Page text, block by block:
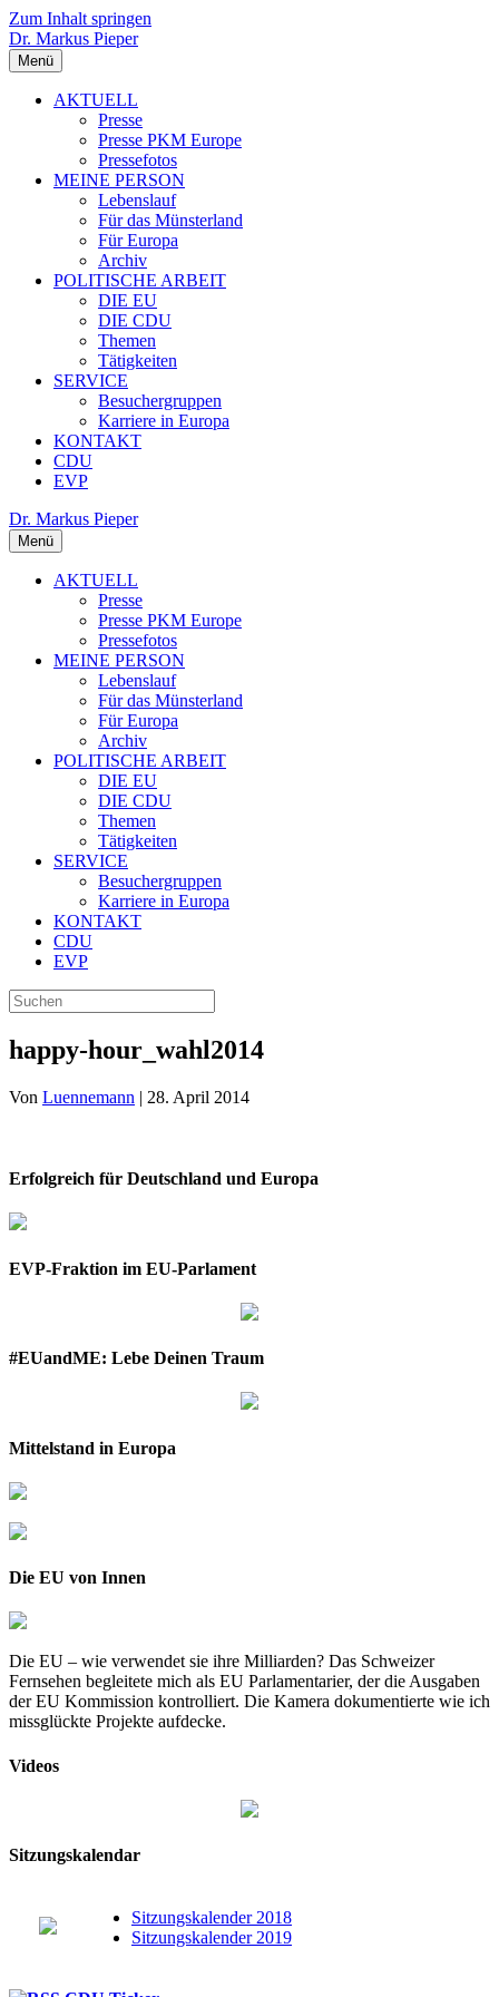
Zum Inhalt springen
Dr. Markus Pieper
Menü
AKTUELL
Presse
Presse PKM Europe
Pressefotos
MEINE PERSON
Lebenslauf
Für das Münsterland
Für Europa
Archiv
POLITISCHE ARBEIT
DIE EU
DIE CDU
Themen
Tätigkeiten
SERVICE
Besuchergruppen
Karriere in Europa
KONTAKT
CDU
EVP
Dr. Markus Pieper
Menü
AKTUELL
Presse
Presse PKM Europe
Pressefotos
MEINE PERSON
Lebenslauf
Für das Münsterland
Für Europa
Archiv
POLITISCHE ARBEIT
DIE EU
DIE CDU
Themen
Tätigkeiten
SERVICE
Besuchergruppen
Karriere in Europa
KONTAKT
CDU
EVP
happy-hour_wahl2014
Von Luennemann | 28. April 2014
Erfolgreich für Deutschland und Europa
EVP-Fraktion im EU-Parlament
#EUandME: Lebe Deinen Traum
Mittelstand in Europa
Die EU von Innen
Die EU – wie verwendet sie ihre Milliarden? Das Schweizer
Fernsehen begleitete mich als EU Parlamentarier, der die Ausgaben
der EU Kommission kontrolliert. Die Kamera dokumentierte wie ich
missglückte Projekte aufdecke.
Videos
Sitzungskalendar
Sitzungskalender 2018
Sitzungskalender 2019